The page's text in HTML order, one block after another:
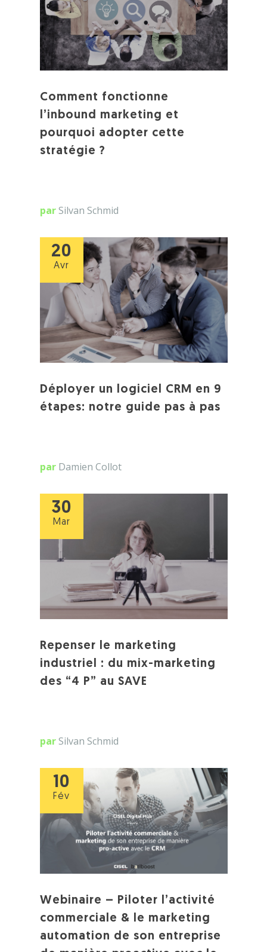
Comment fonctionne
l’inbound marketing et
pourquoi adopter cette
stratégie ?
par Silvan Schmid
20
Avr
Déployer un logiciel CRM en 9
étapes: notre guide pas à pas
par Damien Collot
30
Mar
Repenser le marketing
industriel : du mix-marketing
des “4 P” au SAVE
par Silvan Schmid
10
Fév
Webinaire – Piloter l’activité
commerciale & le marketing
automation de son entreprise